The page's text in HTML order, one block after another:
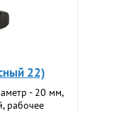
22)
- 20 мм,
рабочее